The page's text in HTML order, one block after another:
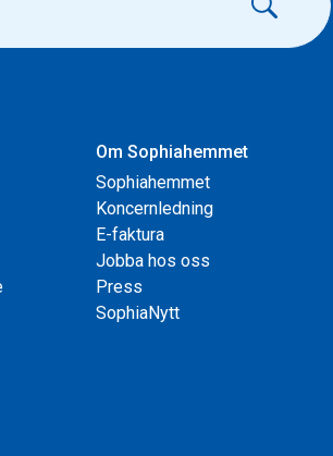
Om Sophiahemmet
Sophiahemmet
Koncernledning
E-faktura
Jobba hos oss
Press
SophiaNytt